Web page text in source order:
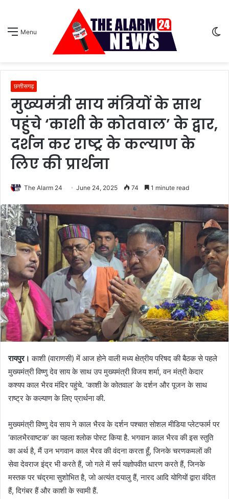
Menu
छत्तीसगढ़
मुख्यमंत्री साय मंत्रियों के साथ
पहुंचे ‘काशी के कोतवाल’ के द्वार,
दर्शन कर राष्ट्र के कल्याण के
लिए की प्रार्थना
The Alarm 24 June 24, 2025 74 1 minute read
रायपुर।काशी (वाराणसी) में आज होने वाली मध्य क्षेत्रीय परिषद की बैठक से पहले
मुख्यमंत्री विष्णु देव साय के साथ उप मुख्यमंत्री विजय शर्मा, वन मंत्री केदार
कश्यप काल भैरव मंदिर पहुंचे. ‘काशी के कोतवाल’ के दर्शन और पूजन के साथ
राष्ट्र के कल्याण के लिए प्रार्थना की.
मुख्यमंत्री विष्णु देव साय ने काल भैरव के दर्शन पश्चात सोशल मीडिया प्लेटफार्म पर
‘कालभैरवाष्टक’ का पहला श्लोक पोस्ट किया है. भगवान काल भैरव की इस स्तुति
का अर्थ है, मैं उन भगवान काल भैरव की वंदना करता हूँ, जिनके चरणकमलों की
सेवा देवराज इंद्र भी करते हैं, जो गले में सर्प यज्ञोपवीत धारण करते हैं, जिनके
मस्तक पर चंद्रमा सुशोभित है, जो अत्यंत दयालु हैं, नारद आदि योगियों द्वारा वंदित
हैं, दिगंबर हैं और काशी के स्वामी हैं.